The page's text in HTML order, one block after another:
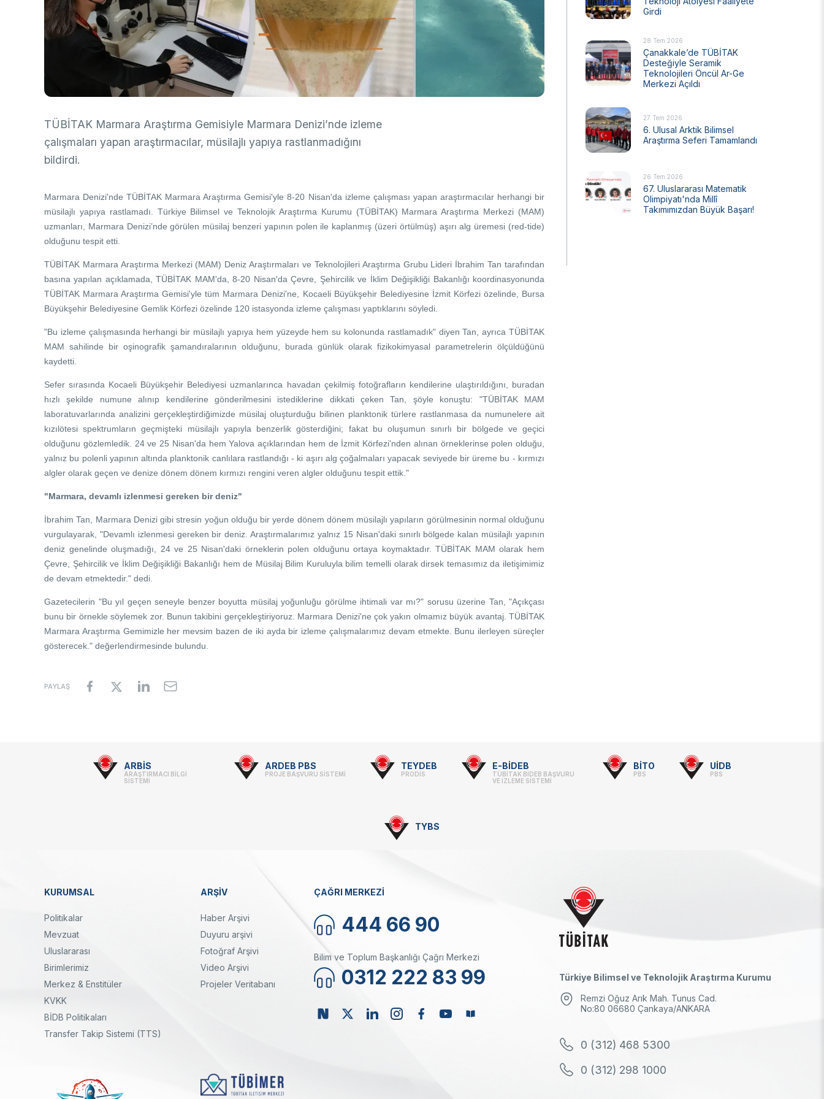
Sayılarla TÜBİTAK
Hizmet Envanterleri
Kurumsal Kimlik
BTY Kılavuzları
BTYK (Mülga)
Arşiv
Çok Taraflı Programlar
AB Çerçeve Programları
Ulusal Metroloji Enstitüsü (UME)
(UZAY)
Kutup Araştırmaları Enstitüsü (KARE)
Bursa Test ve Analiz Laboratuvarı
Ulusal Akademik Ağ ve Bilgi Merkezi
Fotoğraf Arşivi
KVKK Aydınlatma metni
TÜBİTAK Marmara Araştırma Gemisiyle Marmara Denizi’nde izleme
çalışmaları yapan araştırmacılar, müsilajlı yapıya rastlanmadığını
bildirdi.
Marmara Denizi'nde TÜBİTAK Marmara Araştırma Gemisi'yle 8-20 Nisan'da izleme çalışması yapan araştırmacılar herhangi bir
müsilajlı yapıya rastlamadı. Türkiye Bilimsel ve Teknolojik Araştırma Kurumu (TÜBİTAK) Marmara Araştırma Merkezi (MAM)
uzmanları, Marmara Denizi’nde görülen müsilaj benzeri yapının polen ile kaplanmış (üzeri örtülmüş) aşırı alg üremesi (red-tide)
olduğunu tespit etti.
TÜBİTAK Marmara Araştırma Merkezi (MAM) Deniz Araştırmaları ve Teknolojileri Araştırma Grubu Lideri İbrahim Tan tarafından
basına yapılan açıklamada, TÜBİTAK MAM'da, 8-20 Nisan'da Çevre, Şehircilik ve İklim Değişikliği Bakanlığı koordinasyonunda
TÜBİTAK Marmara Araştırma Gemisi'yle tüm Marmara Denizi'ne, Kocaeli Büyükşehir Belediyesine İzmit Körfezi özelinde, Bursa
Büyükşehir Belediyesine Gemlik Körfezi özelinde 120 istasyonda izleme çalışması yaptıklarını söyledi.
"Bu izleme çalışmasında herhangi bir müsilajlı yapıya hem yüzeyde hem su kolonunda rastlamadık" diyen Tan, ayrıca TÜBİTAK
MAM sahilinde bir oşinografik şamandıralarının olduğunu, burada günlük olarak fizikokimyasal parametrelerin ölçüldüğünü
kaydetti.
Sefer sırasında Kocaeli Büyükşehir Belediyesi uzmanlarınca havadan çekilmiş fotoğrafların kendilerine ulaştırıldığını, buradan
hızlı şekilde numune alınıp kendilerine gönderilmesini istediklerine dikkati çeken Tan, şöyle konuştu: "TÜBİTAK MAM
laboratuvarlarında analizini gerçekleştirdiğimizde müsilaj oluşturduğu bilinen planktonik türlere rastlanmasa da numunelere ait
kızılötesi spektrumların geçmişteki müsilajlı yapıyla benzerlik gösterdiğini; fakat bu oluşumun sınırlı bir bölgede ve geçici
olduğunu gözlemledik. 24 ve 25 Nisan'da hem Yalova açıklarından hem de İzmit Körfezi'nden alınan örneklerinse polen olduğu,
yalnız bu polenli yapının altında planktonik canlılara rastlandığı - ki aşırı alg çoğalmaları yapacak seviyede bir üreme bu - kırmızı
algler olarak geçen ve denize dönem dönem kırmızı rengini veren algler olduğunu tespit ettik."
"Marmara, devamlı izlenmesi gereken bir deniz"
İbrahim Tan, Marmara Denizi gibi stresin yoğun olduğu bir yerde dönem dönem müsilajlı yapıların görülmesinin normal olduğunu
vurgulayarak, "Devamlı izlenmesi gereken bir deniz. Araştırmalarımız yalnız 15 Nisan'daki sınırlı bölgede kalan müsilajlı yapının
deniz genelinde oluşmadığı, 24 ve 25 Nisan'daki örneklerin polen olduğunu ortaya koymaktadır. TÜBİTAK MAM olarak hem
Çevre, Şehircilik ve İklim Değişikliği Bakanlığı hem de Müsilaj Bilim Kuruluyla bilim temelli olarak dirsek temasımız da iletişimimiz
de devam etmektedir." dedi.
Gazetecilerin "Bu yıl geçen seneyle benzer boyutta müsilaj yoğunluğu görülme ihtimali var mı?" sorusu üzerine Tan, "Açıkçası
bunu bir örnekle söylemek zor. Bunun takibini gerçekleştiriyoruz. Marmara Denizi'ne çok yakın olmamız büyük avantaj. TÜBİTAK
Marmara Araştırma Gemimizle her mevsim bazen de iki ayda bir izleme çalışmalarımız devam etmekte. Bunu ilerleyen süreçler
gösterecek." değerlendirmesinde bulundu.
PAYLAŞ
Girdi
28 Tem 2026
Çanakkale’de TÜBİTAK
Desteğiyle Seramik
Teknolojileri Öncül Ar-Ge
Merkezi Açıldı
27 Tem 2026
6. Ulusal Arktik Bilimsel
Araştırma Seferi Tamamlandı
26 Tem 2026
67. Uluslararası Matematik
Olimpiyatı'nda Millî
Takımımızdan Büyük Başarı!
ARBİS
ARAŞTIRMACI BİLGİ
SİSTEMİ
ARDEB PBS
PROJE BAŞVURU SİSTEMİ
TEYDEB
PRODİS
E-BİDEB
TÜBİTAK BİDEB BAŞVURU
VE İZLEME SİSTEMİ
BİTO
PBS
UİDB
PBS
TYBS
Dipnot
KURUMSAL
Politikalar
Mevzuat
Uluslararası
Birimlerimiz
Merkez & Enstitüler
KVKK
BİDB Politikaları
Transfer Takip Sistemi (TTS)
ARŞİV
Haber Arşivi
Duyuru arşivi
Fotoğraf Arşivi
Video Arşivi
Projeler Veritabanı
ÇAĞRI MERKEZİ
444 66 90
Bilim ve Toplum Başkanlığı Çağrı Merkezi
0312 222 83 99
LinkedinInstagramFacebook
Türkiye Bilimsel ve Teknolojik Araştırma Kurumu
Remzi Oğuz Arık Mah. Tunus Cad.
No:80 06680 Çankaya/ANKARA
0 (312) 468 5300
0 (312) 298 1000